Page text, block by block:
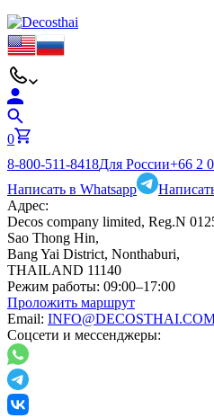
0
8-800-511-8418Для России+66 2
Написать в Whatsapp
Адрес:
Decos company limited, Reg.N
Sao Thong Hin,
Bang Yai District, Nonthaburi,
THAILAND 11140
Режим работы: 09:00–17:00
Проложить маршрут
Email:
Соцсети и мессенджеры: